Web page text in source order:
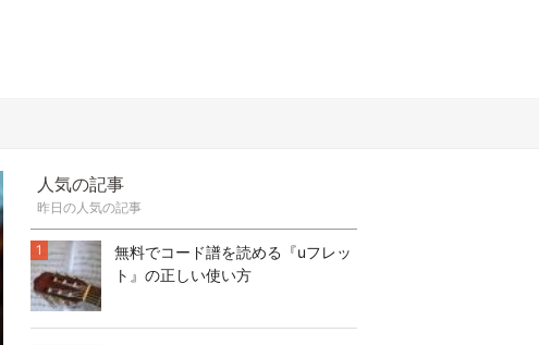
人気の記事
昨日の人気の記事
無料でコード譜を読める『uフレッ
ト』の正しい使い方
1